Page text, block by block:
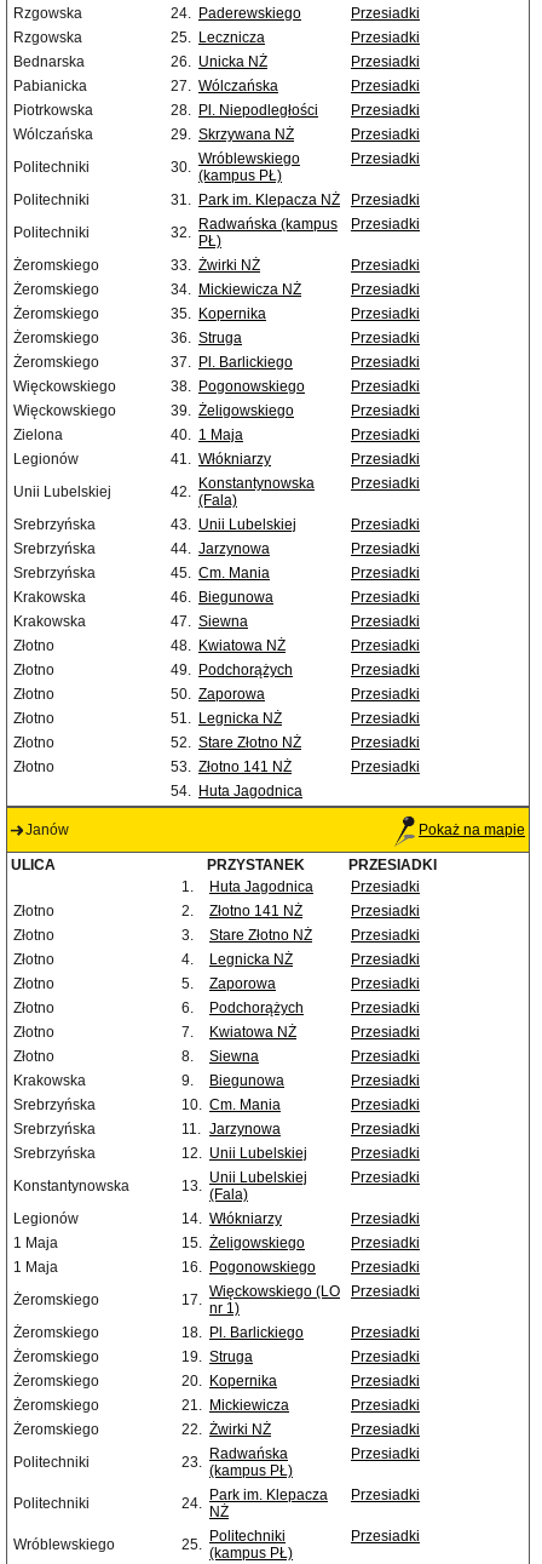
Rzgowska
24. Paderewskiego
Przesiadki
Rzgowska
25. Lecznicza
Przesiadki
Bednarska
26. Unicka NŻ
Przesiadki
Pabianicka
27. Wólczańska
Przesiadki
Piotrkowska
28. Pl. Niepodległości
Przesiadki
Wólczańska
29. Skrzywana NŻ
Przesiadki
Politechniki
30. Wróblewskiego
(kampus PŁ)
Przesiadki
Politechniki 31. Park im. Klepacza NŻ
Przesiadki
Politechniki
32. Radwańska (kampus
PŁ)
Przesiadki
Żeromskiego 33. Żwirki NŻ
Przesiadki
Żeromskiego
34. Mickiewicza NŻ
Przesiadki
Żeromskiego
35. Kopernika
Przesiadki
Żeromskiego
36. Struga
Przesiadki
Żeromskiego
37. Pl. Barlickiego
Przesiadki
Więckowskiego
38. Pogonowskiego
Przesiadki
Więckowskiego
39. Żeligowskiego
Przesiadki
Zielona
40. 1 Maja
Przesiadki
Legionów
41. Włókniarzy
Przesiadki
Unii Lubelskiej
42. Konstantynowska
(Fala)
Przesiadki
Srebrzyńska 43. Unii Lubelskiej
Przesiadki
Srebrzyńska
44. Jarzynowa
Przesiadki
Srebrzyńska
45. Cm. Mania
Przesiadki
Krakowska
46. Biegunowa
Przesiadki
Krakowska
47. Siewna
Przesiadki
Złotno
48. Kwiatowa NŻ
Przesiadki
Złotno
49. Podchorążych
Przesiadki
Złotno
50. Zaporowa
Przesiadki
Złotno
51. Legnicka NŻ
Przesiadki
Złotno
52. Stare Złotno NŻ
Przesiadki
Złotno
53. Złotno 141 NŻ
Przesiadki
54. Huta Jagodnica
Janów Pokaż na mapie
ULICA PRZYSTANEK
PRZESIADKI
1.
Huta Jagodnica
Przesiadki
Złotno
2. Złotno 141 NŻ
Przesiadki
Złotno
3. Stare Złotno NŻ
Przesiadki
Złotno
4. Legnicka NŻ
Przesiadki
Złotno
5. Zaporowa
Przesiadki
Złotno
6. Podchorążych
Przesiadki
Złotno
7. Kwiatowa NŻ
Przesiadki
Złotno
8. Siewna
Przesiadki
Krakowska
9. Biegunowa
Przesiadki
Srebrzyńska
10. Cm. Mania
Przesiadki
Srebrzyńska
11. Jarzynowa
Przesiadki
Srebrzyńska
12. Unii Lubelskiej
Przesiadki
Konstantynowska
13. Unii Lubelskiej
(Fala)
Przesiadki
Legionów 14. Włókniarzy
Przesiadki
1 Maja
15. Żeligowskiego
Przesiadki
1 Maja
16. Pogonowskiego
Przesiadki
Żeromskiego
17. Więckowskiego (LO
nr 1)
Przesiadki
Żeromskiego 18. Pl. Barlickiego
Przesiadki
Żeromskiego
19. Struga
Przesiadki
Żeromskiego
20. Kopernika
Przesiadki
Żeromskiego
21. Mickiewicza
Przesiadki
Żeromskiego
22. Żwirki NŻ
Przesiadki
Politechniki
23. Radwańska
(kampus PŁ)
Przesiadki
Politechniki 24. Park im. Klepacza
NŻ
Przesiadki
Wróblewskiego 25. Politechniki
(kampus PŁ)
Przesiadki